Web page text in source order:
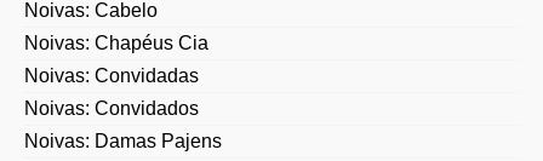
Noivas: Cabelo
Noivas: Chapéus Cia
Noivas: Convidadas
Noivas: Convidados
Noivas: Damas Pajens